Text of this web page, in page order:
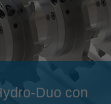
Duo con